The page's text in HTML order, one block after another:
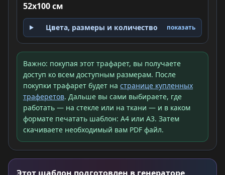
52x100 см
Цвета, размеры и количество показать
Важно: покупая этот трафарет, вы получаете
доступ ко всем доступным размерам. После
покупки трафарет будет на странице купленных
траферетов. Дальше вы сами выбираете, где
работать — на стекле или на ткани — и в каком
формате печатать шаблон: A4 или A3. Затем
скачиваете необходимый вам PDF файл.